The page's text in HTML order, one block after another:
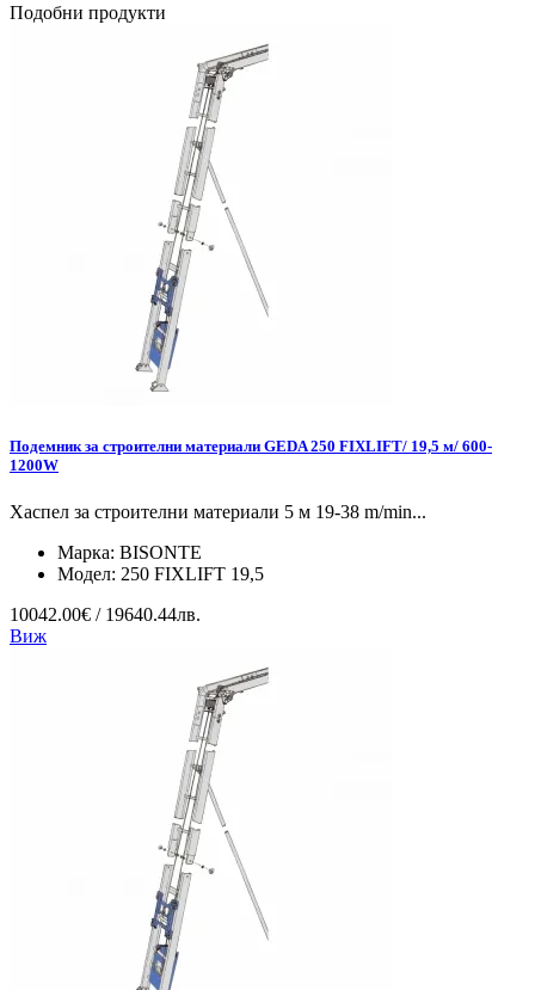
Подобни продукти
Подемник за строителни материали GEDA 250 FIXLIFT/ 19,5 м/ 600-
1200W
Хаспел за строителни материали 5 м 19-38 m/min...
Марка: BISONTE
Модел: 250 FIXLIFT 19,5
10042.00€ / 19640.44лв.
Виж